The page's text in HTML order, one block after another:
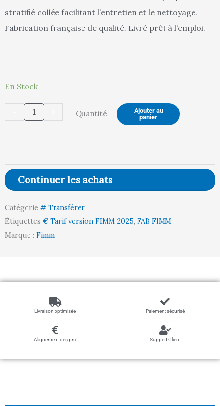
est :
stratifié collée facilitant l’entretien et le nettoyage.
Fabrication française de qualité. Livré prêt à l’emploi.
En Stock
quantité
Desserte
avec
rebords
1000
Quantité
Ajouter au
panier
Continuer les achats
Catégorie # Transférer
Étiquettes € Tarif version FIMM 2025, FAB FIMM
Marque : Fimm
Livraison optimisée Paiement sécurisé
Alignement des prix Support Client